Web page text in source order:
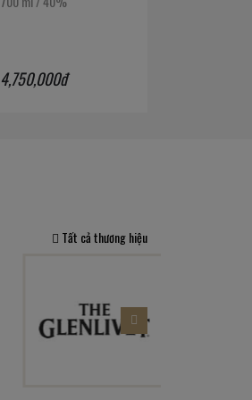
4,750,000đ
Tất cả thương hiệu